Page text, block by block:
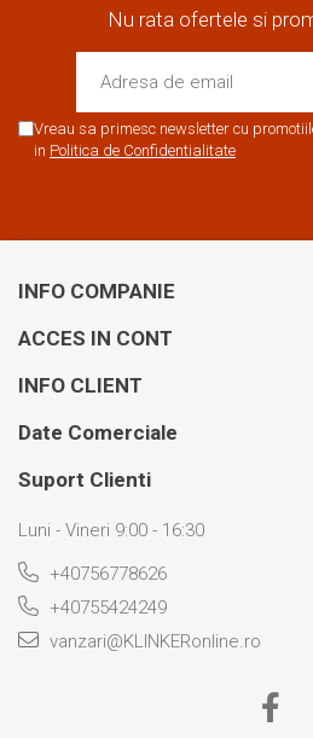
Nu rata ofertele si
Vreau sa primesc newsletter cu
in Politica de Confidentialitate
INFO COMPANIE
ACCES IN CONT
INFO CLIENT
Date Comerciale
Suport Clienti
Luni - Vineri 9:00 - 16:30
+40756778626
+40755424249
vanzari@KLINKERonline.ro